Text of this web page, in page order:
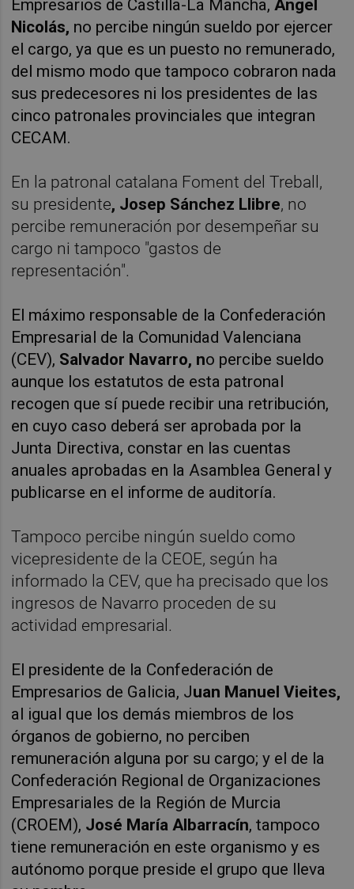
Empresarios de Castilla-La Mancha, Ángel
Nicolás, no percibe ningún sueldo por ejercer
el cargo, ya que es un puesto no remunerado,
del mismo modo que tampoco cobraron nada
sus predecesores ni los presidentes de las
cinco patronales provinciales que integran
CECAM.
En la patronal catalana Foment del Treball,
su presidente, Josep Sánchez Llibre, no
percibe remuneración por desempeñar su
cargo ni tampoco "gastos de
representación".
El máximo responsable de la Confederación
Empresarial de la Comunidad Valenciana
(CEV), Salvador Navarro, no percibe sueldo
aunque los estatutos de esta patronal
recogen que sí puede recibir una retribución,
en cuyo caso deberá ser aprobada por la
Junta Directiva, constar en las cuentas
anuales aprobadas en la Asamblea General y
publicarse en el informe de auditoría.
Tampoco percibe ningún sueldo como
vicepresidente de la CEOE, según ha
informado la CEV, que ha precisado que los
ingresos de Navarro proceden de su
actividad empresarial.
El presidente de la Confederación de
Empresarios de Galicia, Juan Manuel Vieites,
al igual que los demás miembros de los
órganos de gobierno, no perciben
remuneración alguna por su cargo; y el de la
Confederación Regional de Organizaciones
Empresariales de la Región de Murcia
(CROEM), José María Albarracín, tampoco
tiene remuneración en este organismo y es
autónomo porque preside el grupo que lleva